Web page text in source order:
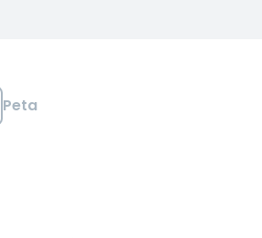
Peta